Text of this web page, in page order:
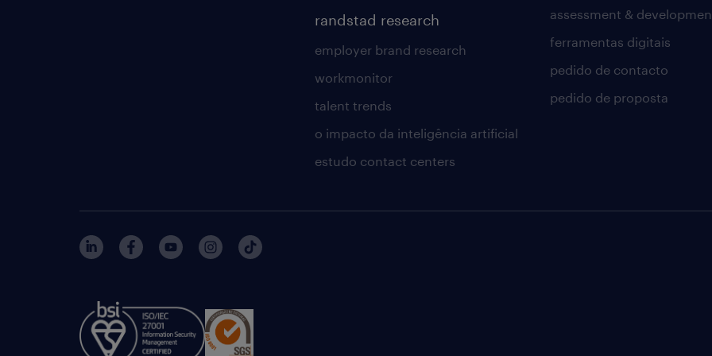
randstad research
employer brand research
workmonitor
talent trends
o impacto da inteligência artificial
estudo contact centers
assessment &
ferramentas digitais
pedido de contacto
pedido de proposta